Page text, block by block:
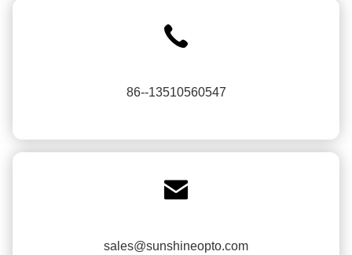
86--13510560547

sales@sunshineopto.com